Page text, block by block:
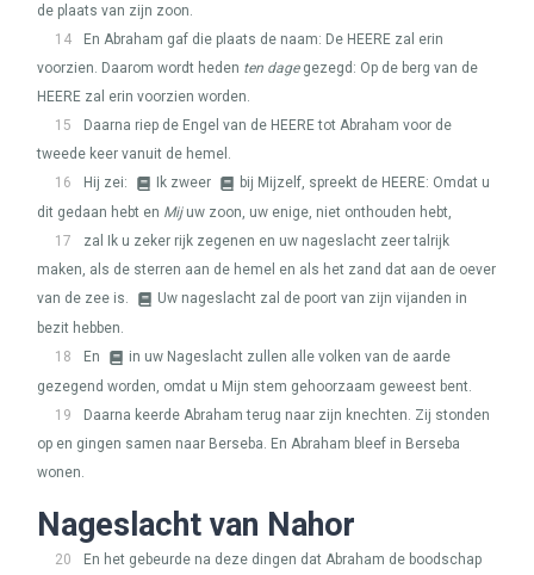
de plaats van zijn zoon.
14
En Abraham gaf die plaats de naam: De HEERE zal erin
voorzien. Daarom wordt heden ten dagegezegd: Op de berg van de
HEERE zal erin voorzien worden.
15
Daarna riep de Engel van de HEEREtot Abraham voor de
tweede keer vanuit de hemel.
16
Hij zei: Ik zweer bij Mijzelf, spreekt de HEERE: Omdat u
dit gedaan hebt en Mijuw zoon, uw enige, niet onthouden hebt,
17
zal Ik u zeker rijk zegenen en uw nageslacht zeer talrijk
maken, als de sterren aan de hemel en als het zand dat aan de oever
van de zee is.
Uw nageslacht zal de poort van zijn vijanden in
bezit hebben.
18
En
in uw Nageslacht zullen alle volken van de aarde
gezegend worden, omdat u Mijn stem gehoorzaam geweest bent.
19
Daarna keerde Abraham terug naar zijn knechten. Zij stonden
op en gingen samen naar Berseba. En Abraham bleef in Berseba
wonen.
Nageslacht van Nahor
20 En het gebeurde na deze dingen dat Abraham de boodschap